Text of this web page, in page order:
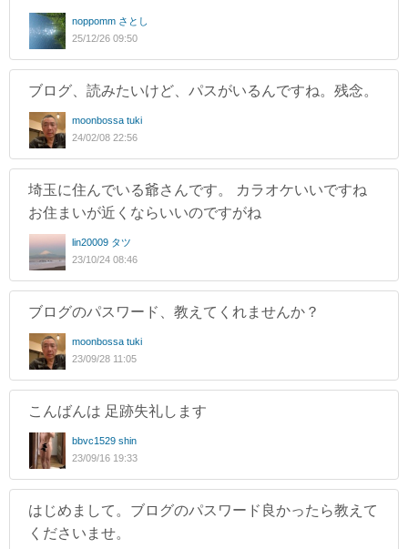
noppomm さとし
25/12/26 09:50
ブログ、読みたいけど、パスがいるんですね。残念。
moonbossa tuki
24/02/08 22:56
埼玉に住んでいる爺さんです。 カラオケいいですね
お住まいが近くならいいのですがね
lin20009 タツ
23/10/24 08:46
ブログのパスワード、教えてくれませんか？
moonbossa tuki
23/09/28 11:05
こんばんは 足跡失礼します
bbvc1529 shin
23/09/16 19:33
はじめまして。ブログのパスワード良かったら教えて
くださいませ。